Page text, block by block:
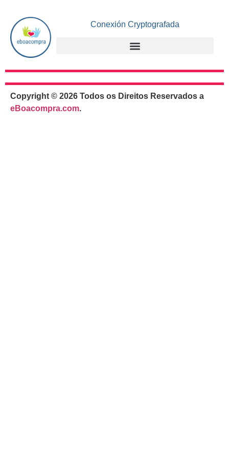
Conexión Cryptografada
Copyright © 2026 Todos os Direitos Reservados a
eBoacompra.com.